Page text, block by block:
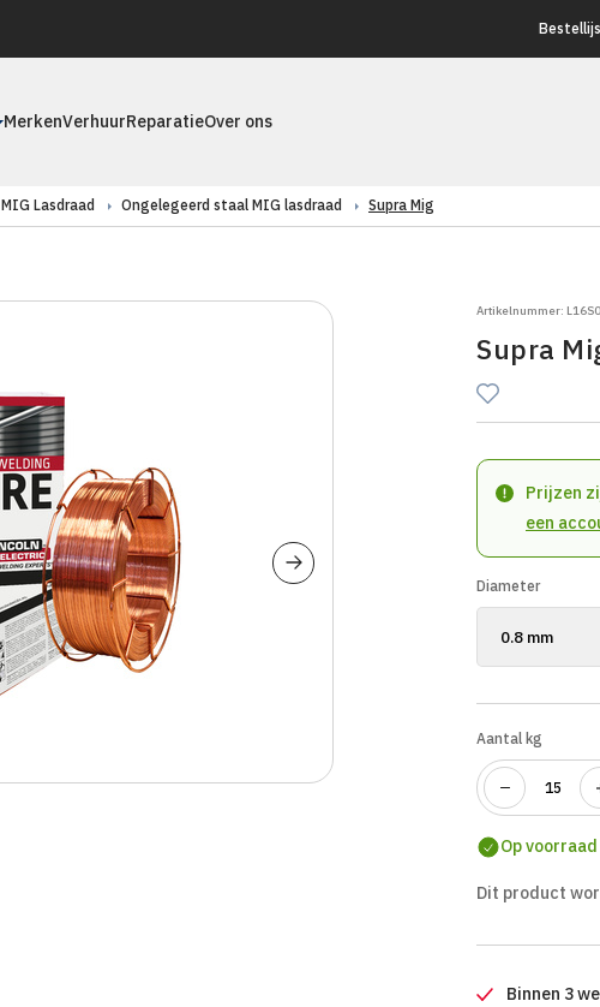
MerkenVerhuurReparatieOver ons
MIG Lasdraad Ongelegeerd staal MIG lasdraad Supra Mig
Artikelnummer:
Supra
Prijzen
een
Diameter
Aantal kg
Op voorraad
Dit product
Binnen 3